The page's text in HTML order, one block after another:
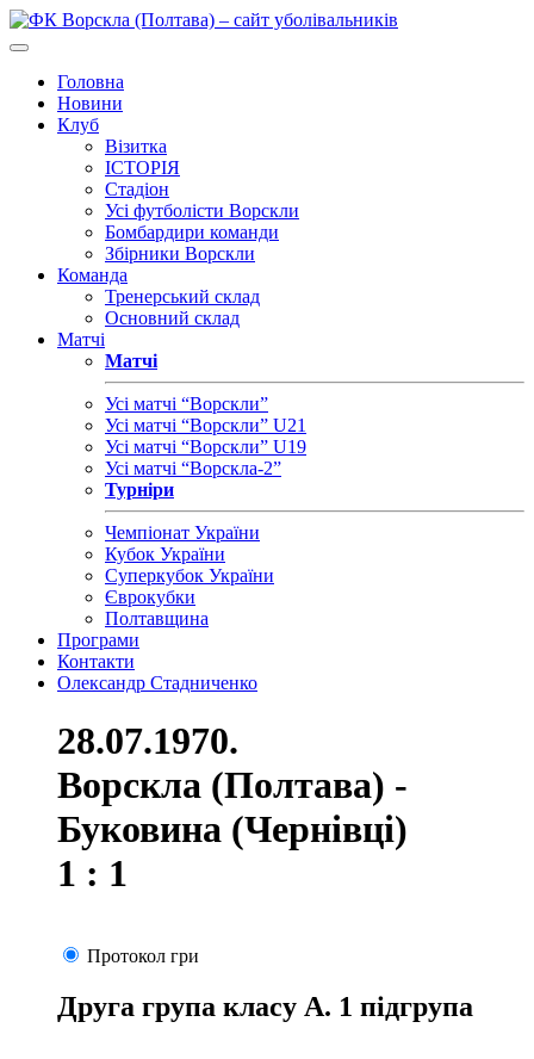
Головна
Новини
Клуб
Візитка
ІСТОРІЯ
Стадіон
Усі футболісти Ворскли
Бомбардири команди
Збірники Ворскли
Команда
Тренерський склад
Основний склад
Матчі
Матчі
Усі матчі “Ворскли”
Усі матчі “Ворскли” U21
Усі матчі “Ворскли” U19
Усі матчі “Ворскла-2”
Турніри
Чемпіонат України
Кубок України
Суперкубок України
Єврокубки
Полтавщина
Програми
Контакти
Олександр Стадниченко
28.07.1970.
Ворскла (Полтава) -
Буковина (Чернівці)
1 : 1
Протокол гри
Друга група класу А. 1 підгрупа